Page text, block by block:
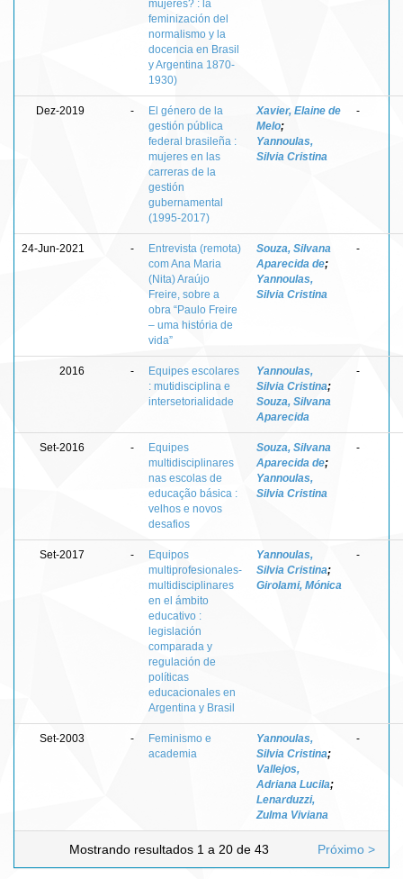
mujeres? : la
feminización del
normalismo y la
docencia en Brasil
y Argentina 1870-
1930)
Dez-2019 -
El género de la
gestión pública
federal brasileña :
mujeres en las
carreras de la
gestión
gubernamental
(1995-2017)
Xavier, Elaine de
Melo;
Yannoulas,
Silvia Cristina
-
24-Jun-2021 -
Entrevista (remota)
com Ana Maria
(Nita) Araújo
Freire, sobre a
obra “Paulo Freire
– uma história de
vida”
Souza, Silvana
Aparecida de;
Yannoulas,
Silvia Cristina
-
2016 -
Equipes escolares
: mutidisciplina e
intersetorialidade
Yannoulas,
Silvia Cristina;
Souza, Silvana
Aparecida
-
Set-2016 -
Equipes
multidisciplinares
nas escolas de
educação básica :
velhos e novos
desafios
Souza, Silvana
Aparecida de;
Yannoulas,
Silvia Cristina
-
Set-2017 -
Equipos
multiprofesionales-
multidisciplinares
en el ámbito
educativo :
legislación
comparada y
regulación de
políticas
educacionales en
Argentina y Brasil
Yannoulas,
Silvia Cristina;
Girolami, Mónica
-
Set-2003 -
Feminismo e
academia
Yannoulas,
Silvia Cristina;
Vallejos,
Adriana Lucila;
Lenarduzzi,
Zulma Viviana
-
Mostrando resultados 1 a 20 de 43 Próximo >